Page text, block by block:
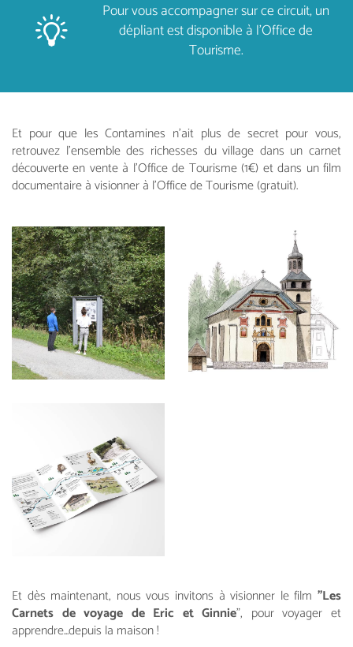
Pour vous accompagner sur ce circuit, un
dépliant est disponible à l’Office de
Tourisme.
Et pour que les Contamines n’ait plus de secret pour vous,
retrouvez l’ensemble des richesses du village dans un carnet
découverte en vente à l’Office de Tourisme (1€) et dans un film
documentaire à visionner à l’Office de Tourisme (gratuit).
Et dès maintenant, nous vous invitons à visionner le film "Les
Carnets de voyage de Eric et Ginnie", pour voyager et
apprendre...depuis la maison !